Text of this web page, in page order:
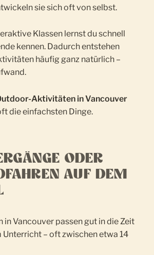
sie sich oft von selbst.
Klassen lernst du schnell
kennen. Dadurch entstehen
häufig ganz natürlich –
Aktivitäten in Vancouver
die einfachsten Dinge.
ODER
AUF DEM
Vancouver passen gut in die Zeit
Unterricht – oft zwischen etwa 14